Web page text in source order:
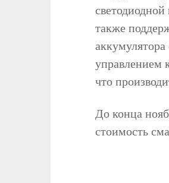
также
управлением
что
До конца
стоимость